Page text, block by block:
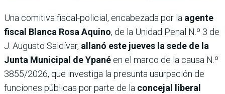
Una comitiva fiscal-policial, encabezada por la agente
fiscal Blanca Rosa Aquino, de la Unidad Penal N.º 3 de
J. Augusto Saldívar, allanó este jueves la sede de la
Junta Municipal de Ypané en el marco de la causa N.º
3855/2026, que investiga la presunta usurpación de
funciones públicas por parte de la concejal liberal